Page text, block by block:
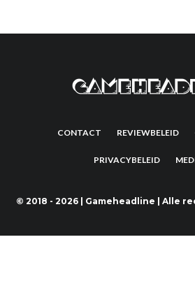
CONTACT REVIEWBELEID
PRIVACYBELEID
© 2018 - 2026 | Gameheadline | Alle